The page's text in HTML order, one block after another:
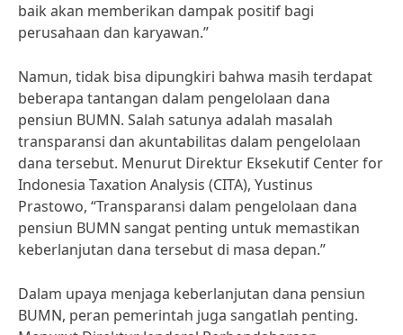
baik akan memberikan dampak positif bagi
perusahaan dan karyawan.”
Namun, tidak bisa dipungkiri bahwa masih terdapat
beberapa tantangan dalam pengelolaan dana
pensiun BUMN. Salah satunya adalah masalah
transparansi dan akuntabilitas dalam pengelolaan
dana tersebut. Menurut Direktur Eksekutif Center for
Indonesia Taxation Analysis (CITA), Yustinus
Prastowo, “Transparansi dalam pengelolaan dana
pensiun BUMN sangat penting untuk memastikan
keberlanjutan dana tersebut di masa depan.”
Dalam upaya menjaga keberlanjutan dana pensiun
BUMN, peran pemerintah juga sangatlah penting.